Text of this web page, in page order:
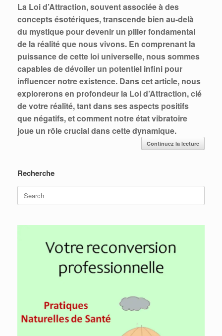
La Loi d’Attraction, souvent associée à des
concepts ésotériques, transcende bien au-delà
du mystique pour devenir un pilier fondamental
de la réalité que nous vivons. En comprenant la
puissance de cette loi universelle, nous sommes
capables de dévoiler un potentiel infini pour
influencer notre existence. Dans cet article, nous
explorerons en profondeur la Loi d’Attraction, clé
de votre réalité, tant dans ses aspects positifs
que négatifs, et comment notre état vibratoire
joue un rôle crucial dans cette dynamique.
Continuez la lecture
Recherche
Search
for: